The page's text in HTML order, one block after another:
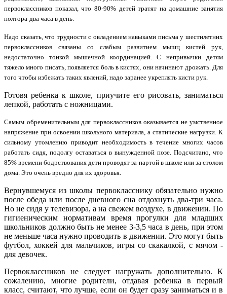
первоклассников показал, что 80-90% детей тратят на домашние занятия
полтора-два часа в день.
Надо сказать, что трудности с овладением навыками письма у шестилетних
первоклассников связаны со слабым развитием мышц кистей рук,
недостаточно тонкой мышечной координацией. С непривычки детям
тяжело много писать, появляется боль в кистях, они начинают дрожать. Для
того чтобы избежать таких явлений, надо заранее укреплять кисти рук.
Готовя ребенка к школе, приучите его рисовать, заниматься
лепкой, работать с ножницами.
Самым обременительным для первоклассников оказывается не умственное
напряжение при освоении школьного материала, а статические нагрузки. К
сильному утомлению приводит необходимость в течение многих часов
работать сидя, подолгу оставаться в вынужденной позе. Подсчитано, что
85% времени бодрствования дети проводят за партой в школе или за столом
дома. Это очень вредно для их здоровья.
Вернувшемуся из школы первокласснику обязательно нужно
после обеда или после дневного сна отдохнуть два-три часа.
Но не сидя у телевизора, а на свежем воздухе, в движении. По
гигиеническим нормативам время прогулки для младших
школьников должно быть не менее 3-3,5 часа в день, при этом
не меньше часа нужно проводить в движении. Это могут быть
футбол, хоккей для мальчиков, игры со скакалкой, с мячом -
для девочек.
Первоклассников не следует нагружать дополнительно. К
сожалению, многие родители, отдавая ребенка в первый
класс, считают, что лучше, если он будет сразу заниматься и в